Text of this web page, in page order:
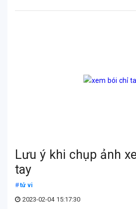
Lưu ý khi chụp ảnh
tay
tử vi
2023-02-04 15:17:30